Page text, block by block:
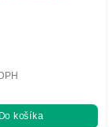
Do košíka